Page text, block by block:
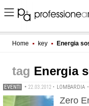
Home ▪ key ▪ Energia
Energia
EVENTI • 22.03.2012 • LOMBARDIA •
Zero